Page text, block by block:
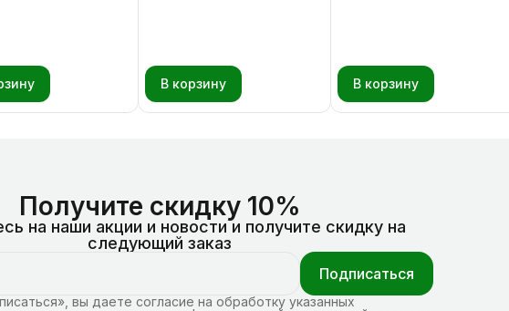
В корзину В корзину
Получите скидку 10%
на наши акции и новости и получите скидку на
следующий заказ
Подписаться
вы даете согласие на обработку указанных